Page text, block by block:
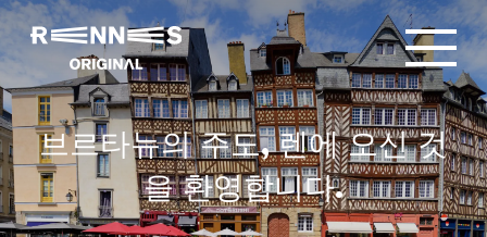
브르타뉴의 주도, 렌에 오신 것
을 환영합니다.